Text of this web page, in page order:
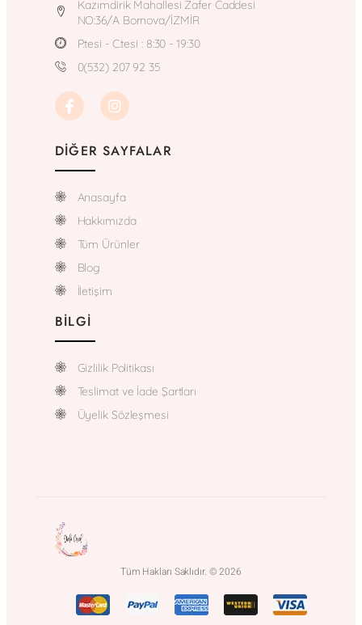
Kazımdirik Mahallesi Zafer Caddesi
NO:36/A Bornova/İZMİR
P.tesi - C.tesi : 8:30 - 19:30
0(532) 207 92 35
DIĞER SAYFALAR
Anasayfa
Hakkımızda
Tüm Ürünler
Blog
İletişim
BILGI
Gizlilik Politikası
Teslimat ve İade Şartları
Üyelik Sözleşmesi
Tüm Hakları Saklıdır. © 2026